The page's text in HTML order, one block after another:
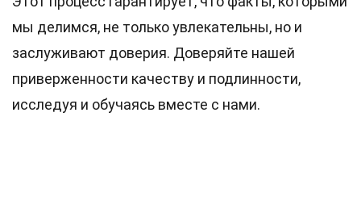
мы делимся, не только увлекательны, но и
заслуживают доверия. Доверяйте нашей
приверженности качеству и подлинности,
исследуя и обучаясь вместе с нами.